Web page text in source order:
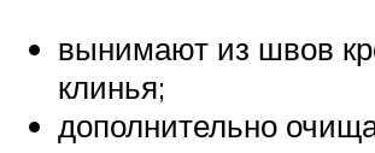
вынимают из швов
клинья;
дополнительно